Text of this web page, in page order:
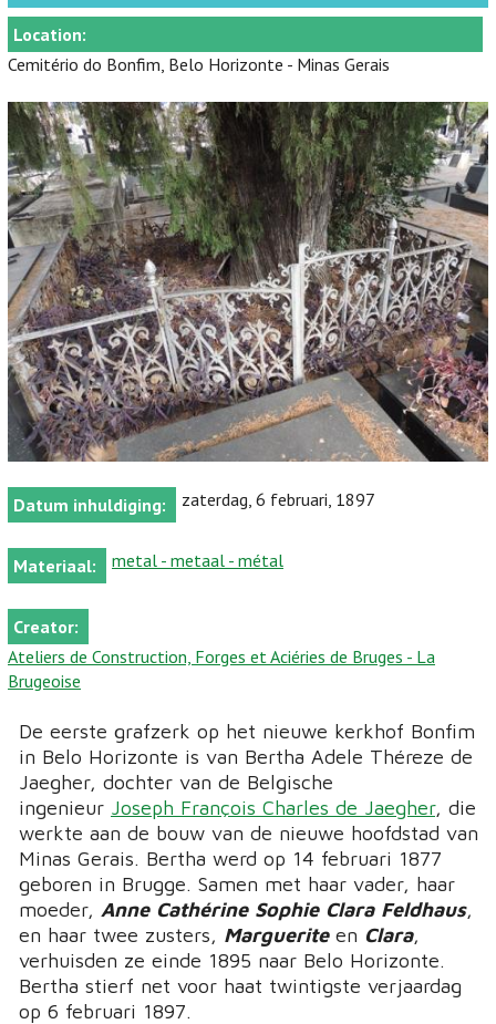
Location:
Cemitério do Bonfim, Belo Horizonte - Minas Gerais
Datum inhuldiging: zaterdag, 6 februari, 1897
Materiaal: metal - metaal - métal
Creator:
Ateliers de Construction, Forges et Aciéries de Bruges - La
Brugeoise
De eerste grafzerk op het nieuwe kerkhof Bonfim
in Belo Horizonte is van Bertha Adele Théreze de
Jaegher, dochter van de Belgische
ingenieur Joseph François Charles de Jaegher, die
werkte aan de bouw van de nieuwe hoofdstad van
Minas Gerais. Bertha werd op 14 februari 1877
geboren in Brugge. Samen met haar vader, haar
moeder, Anne Cathérine Sophie Clara Feldhaus,
en haar twee zusters, Margueriteen Clara,
verhuisden ze einde 1895 naar Belo Horizonte.
Bertha stierf net voor haat twintigste verjaardag
op 6 februari 1897.